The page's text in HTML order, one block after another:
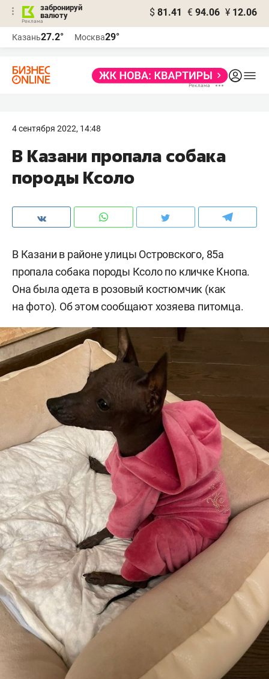
забронируй
валюту
$ 81.41 € 94.06 ¥ 12.06
Казань27.2° Москва29°
4 сентября 2022, 14:48
В Казани пропала собака
породы Ксоло
В Казани в районе улицы Островского, 85а
пропала собака породы Ксоло по кличке Кнопа.
Она была одета в розовый костюмчик (как
на фото). Об этом сообщают хозяева питомца.